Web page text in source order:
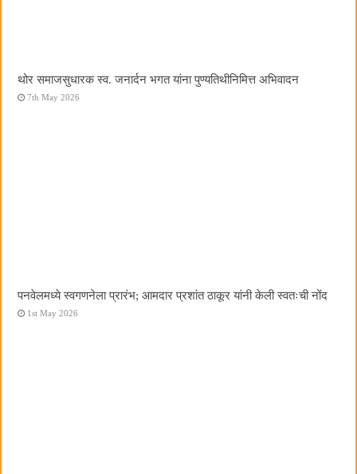
थोर समाजसुधारक स्व. जनार्दन भगत यांना पुण्यतिथीनिमित्त अभिवादन
7th May 2026
पनवेलमध्ये स्वगणनेला प्रारंभ; आमदार प्रशांत ठाकूर यांनी केली स्वतःची नोंद
1st May 2026